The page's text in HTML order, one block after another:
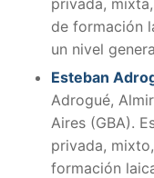
de formación
un nivel
Esteban
Adrogué,
Aires (GBA).
privada,
formación